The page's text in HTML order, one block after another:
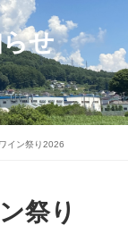
せ
イン祭り2026
祭り